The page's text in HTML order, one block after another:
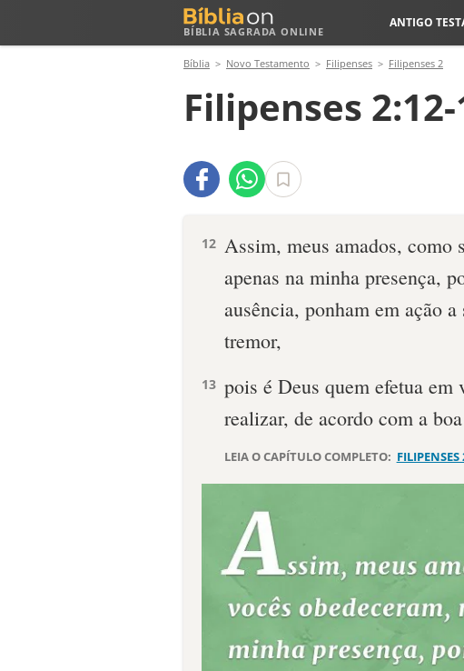
BÍBLIA SAGRADA ONLINE
ANTIGO
Bíblia Novo Testamento Filipenses Filipenses 2
Filipenses
12 Assim, meus amados, como
apenas na minha presença,
ausência, ponham em ação
tremor,
13 pois é Deus quem efetua em
realizar, de acordo com a
LEIA O CAPÍTULO COMPLETO: FILIPENSES